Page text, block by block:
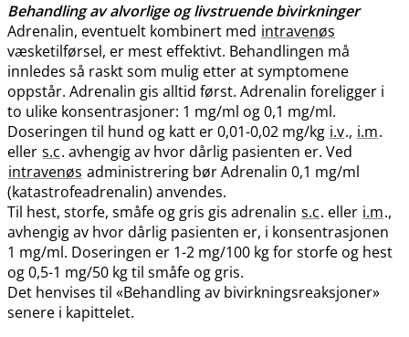
Behandling av alvorlige og livstruende bivirkninger
Adrenalin, eventuelt kombinert med intravenøs
væsketilførsel, er mest effektivt. Behandlingen må
innledes så raskt som mulig etter at symptomene
oppstår. Adrenalin gis alltid først. Adrenalin foreligger i
to ulike konsentrasjoner: 1 mg/ml og 0,1 mg​/​ml.
Doseringen til hund og katt er 0,01-0,02 mg/kg i.v., i.m.
eller s.c. avhengig av hvor dårlig pasienten er. Ved
intravenøs administrering bør Adrenalin 0,1 mg/ml
(katastrofeadrenalin) anvendes.
Til hest, storfe, småfe og gris gis adrenalin s.c. eller i.m.,
avhengig av hvor dårlig pasienten er, i konsentrasjonen
1 mg​/​ml. Doseringen er 1-2 mg/100 kg for storfe og hest
og 0,5-1 mg/50 kg til småfe og gris.
Det henvises til «Behandling av bivirkningsreaksjoner»
senere i kapittelet.